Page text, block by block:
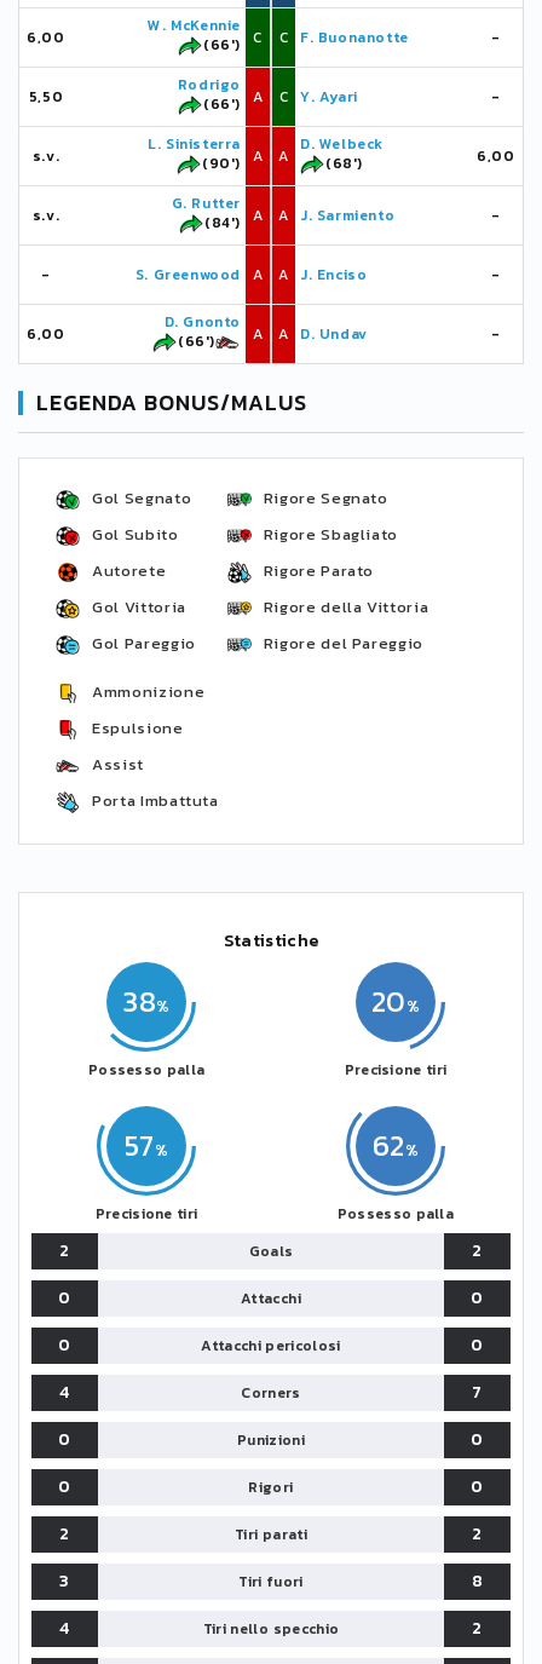
6,00
W. McKennie
(66')
C
5,50
Rodrigo
(66')
A
s.v.
L. Sinisterra
(90')
A
s.v.
G. Rutter
(84')
A
- S. Greenwood A
6,00
D. Gnonto
(66')
A
C F. Buonanotte -
C Y. Ayari -
A
D. Welbeck
(68')
6,00
A J. Sarmiento -
A J. Enciso -
A D. Undav -
LEGENDA BONUS/MALUS
Gol Segnato
Gol Subito
Autorete
Gol Vittoria
Gol Pareggio
Rigore Segnato
Rigore Sbagliato
Rigore Parato
Rigore della Vittoria
Rigore del Pareggio
Ammonizione
Espulsione
Assist
Porta Imbattuta
Statistiche
38
Possesso palla
57
Precisione tiri
62
Possesso palla
20
Precisione tiri
2 Goals
2
0
Attacchi
0
0
Attacchi pericolosi
0
4
Corners
7
0
Punizioni
0
0
Rigori
0
2
Tiri parati
2
3
Tiri fuori
8
4
Tiri nello specchio
2